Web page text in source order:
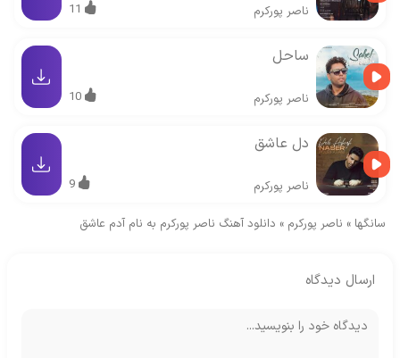
ناصر پورکرم 11
ساحل
ناصر پورکرم 10
دل عاشق
ناصر پورکرم 9
سانگها » ناصر پورکرم » دانلود آهنگ ناصر پورکرم به نام آدم عاشق
ارسال دیدگاه